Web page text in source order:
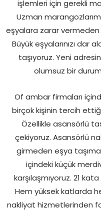
işlemleri için gerekli
Uzman
eşyalara zarar
Büyük eşyalarınızı dar
taşıyoruz. Yeni
olumsuz bir
Of ambar firmaları
birçok kişinin tercih
Özellikle asansörlü
çekiyoruz. Asansörlü
girmeden eşya
içindeki küçük
karşılaşmıyoruz. 21
Hem yüksek katlarda
nakliyat hizmetlerinden